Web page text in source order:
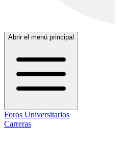
Abrir el menú principal
Foros Universitarios
Carreras